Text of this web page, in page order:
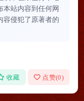
本站内容到任何网
容侵犯了原著者的
收藏 点赞(0)